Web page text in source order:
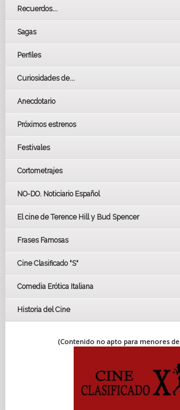
Recuerdos...
Sagas
Perfiles
Curiosidades de...
Anecdotario
Próximos estrenos
Festivales
LOS OSCARS
GOYAS
BAFTA
Cortometrajes
NO-DO. Noticiario Español
El cine de Terence Hill y Bud Spencer
Frases Famosas
Cine Clasificado "S"
Comedia Erótica Italiana
Historia del Cine
(Contenido no apto para menores de